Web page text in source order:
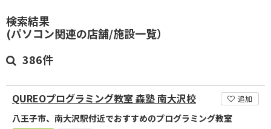
検索結果
(パソコン関連の店舗/施設一覧）
386件
QUREOプログラミング教室 森塾 南大沢校 追加
八王子市、南大沢駅付近でおすすめのプログラミング教室